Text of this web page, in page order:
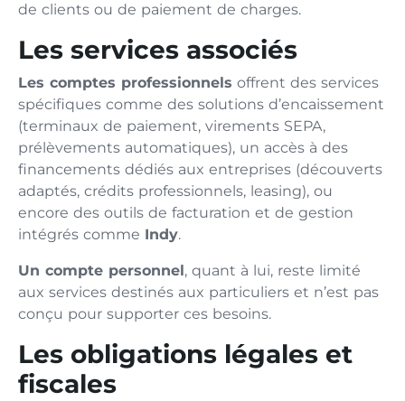
de clients ou de paiement de charges.
Les services associés
Les comptes professionnels offrent des services
spécifiques comme des solutions d’encaissement
(terminaux de paiement, virements SEPA,
prélèvements automatiques), un accès à des
financements dédiés aux entreprises (découverts
adaptés, crédits professionnels, leasing), ou
encore des outils de facturation et de gestion
intégrés comme Indy.
Un compte personnel , quant à lui, reste limité
aux services destinés aux particuliers et n’est pas
conçu pour supporter ces besoins.
Les obligations légales et
fiscales